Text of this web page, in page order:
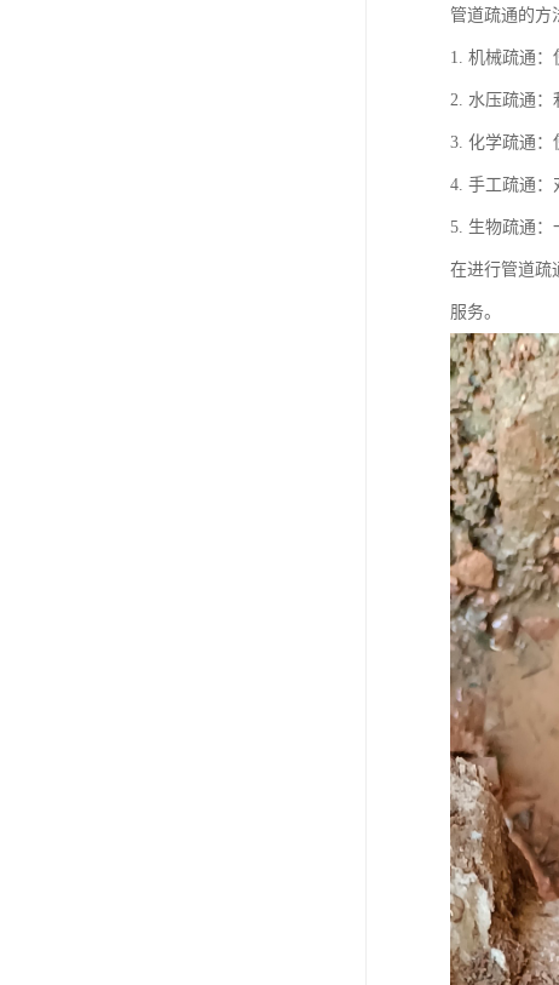
管道疏通的方
1. 机械疏通：
2. 水压疏通：
3. 化学疏通：
4. 手工疏通：
5. 生物疏通：
在进行管道疏
服务。